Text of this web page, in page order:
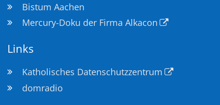
Bistum Aachen
Mercury-Doku der Firma Alkacon
Links
Katholisches Datenschutzzentrum
domradio